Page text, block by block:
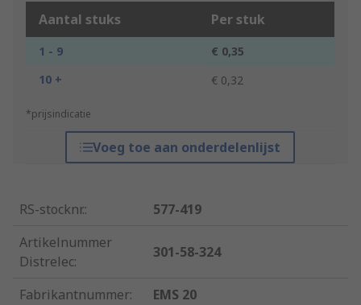
Aantal stuks Per stuk
1 - 9
€ 0,35
10 +
€ 0,32
*prijsindicatie
Voeg toe aan onderdelenlijst
RS-stocknr.:
577-419
Artikelnummer
Distrelec:
301-58-324
Fabrikantnummer:
EMS 20